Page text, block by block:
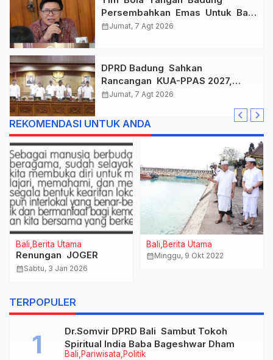
Persembahkan Emas Untuk Bali
, Taklukkan Jawa Tengah Di
calendar_monthJumat, 7 Agt 2026
DPRD Badung Sahkan
Rancangan KUA-PPAS 2027,
Anggaran Tembus Lebih Dari
calendar_monthJumat, 7 Agt 2026
REKOMENDASI UNTUK ANDA
Bali Berita Utama
Renungan JOGER
calendar_monthSabtu, 3 Jan 2026
Bali Berita Utama
calendar_monthMinggu, 9 Okt 2022
TERPOPULER
Bali Pariwisata Politik
Dr.Somvir DPRD Bali Sambut Tokoh
Spiritual India Baba Bageshwar Dham